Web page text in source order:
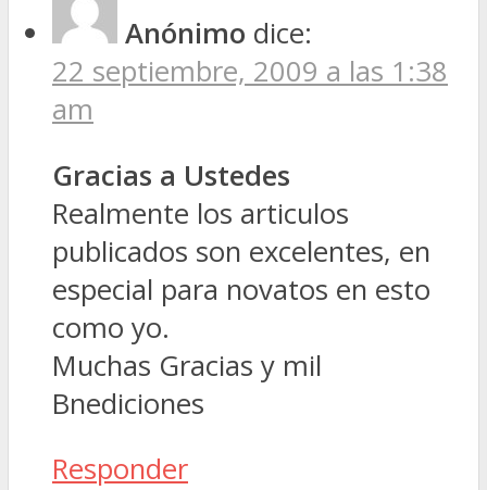
Anónimo dice:
22 septiembre, 2009 a las 1:38
am
Gracias a Ustedes
Realmente los articulos
publicados son excelentes, en
especial para novatos en esto
como yo.
Muchas Gracias y mil
Bnediciones
Responder